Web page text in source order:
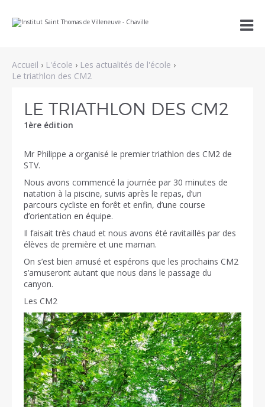
au
la
navigation
personnels

Accueil › L'école › Les actualités de l'école ›
Le triathlon des CM2
LE TRIATHLON DES CM2
1ère édition
Mr Philippe a organisé le premier triathlon des CM2 de
STV.
Nous avons commencé la journée par 30 minutes de
natation à la piscine, suivis après le repas, d’un
parcours cycliste en forêt et enfin, d’une course
d’orientation en équipe.
Il faisait très chaud et nous avons été ravitaillés par des
élèves de première et une maman.
On s’est bien amusé et espérons que les prochains CM2
s’amuseront autant que nous dans le passage du
canyon.
Les CM2